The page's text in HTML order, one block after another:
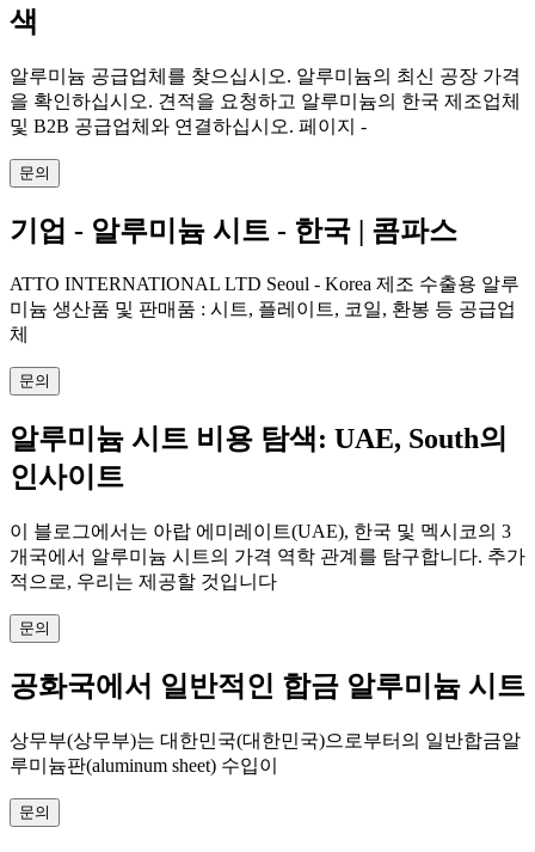
색
알루미늄 공급업체를 찾으십시오. 알루미늄의 최신 공장 가격
을 확인하십시오. 견적을 요청하고 알루미늄의 한국 제조업체
및 B2B 공급업체와 연결하십시오. 페이지 -
문의
기업 - 알루미늄 시트 - 한국 | 콤파스
ATTO INTERNATIONAL LTD Seoul - Korea 제조 수출용 알루
미늄 생산품 및 판매품 : 시트, 플레이트, 코일, 환봉 등 공급업
체
문의
알루미늄 시트 비용 탐색: UAE, South의
인사이트
이 블로그에서는 아랍 에미레이트(UAE), 한국 및 멕시코의 3
개국에서 알루미늄 시트의 가격 역학 관계를 탐구합니다. 추가
적으로, 우리는 제공할 것입니다
문의
공화국에서 일반적인 합금 알루미늄 시트
상무부(상무부)는 대한민국(대한민국)으로부터의 일반합금알
루미늄판(aluminum sheet) 수입이
문의